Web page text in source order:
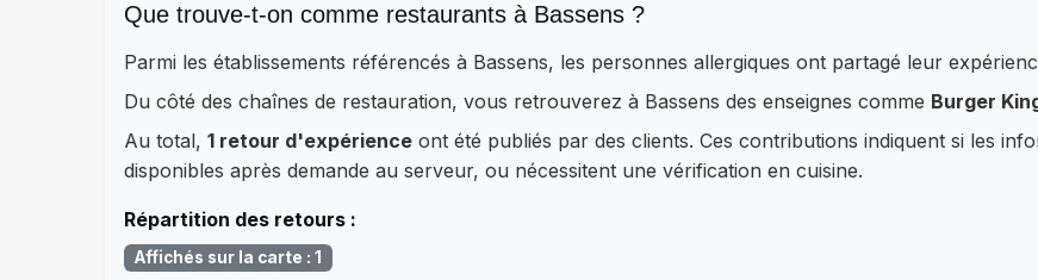
Que trouve-t-on comme restaurants à Bassens ?
Parmi les établissements référencés à Bassens, les personnes allergiques ont partagé leur
Du côté des chaînes de restauration, vous retrouverez à Bassens des enseignes comme Burger
Au total, 1 retour d'expérience ont été publiés par des clients. Ces contributions indiquent si les
disponibles après demande au serveur, ou nécessitent une vérification en cuisine.
Répartition des retours :
Affichés sur la carte : 1